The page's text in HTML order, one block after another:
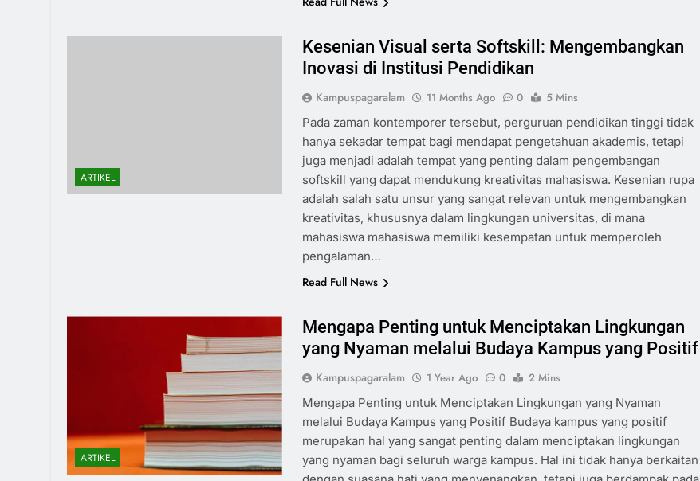
ARTIKEL
Kesenian Visual serta Softskill: Mengembangkan
Inovasi di Institusi Pendidikan
Kampuspagaralam 11 Months Ago 0
5 Mins
Pada zaman kontemporer tersebut, perguruan pendidikan tinggi tidak
hanya sekadar tempat bagi mendapat pengetahuan akademis, tetapi
juga menjadi adalah tempat yang penting dalam pengembangan
softskill yang dapat mendukung kreativitas mahasiswa. Kesenian rupa
adalah salah satu unsur yang sangat relevan untuk mengembangkan
kreativitas, khususnya dalam lingkungan universitas, di mana
mahasiswa mahasiswa memiliki kesempatan untuk memperoleh
pengalaman…
Read Full News
ARTIKEL
Mengapa Penting untuk Menciptakan Lingkungan
yang Nyaman melalui Budaya Kampus yang Positif
Kampuspagaralam 1 Year Ago 0
2 Mins
Mengapa Penting untuk Menciptakan Lingkungan yang Nyaman
melalui Budaya Kampus yang Positif Budaya kampus yang positif
merupakan hal yang sangat penting dalam menciptakan lingkungan
yang nyaman bagi seluruh warga kampus. Hal ini tidak hanya berkaitan